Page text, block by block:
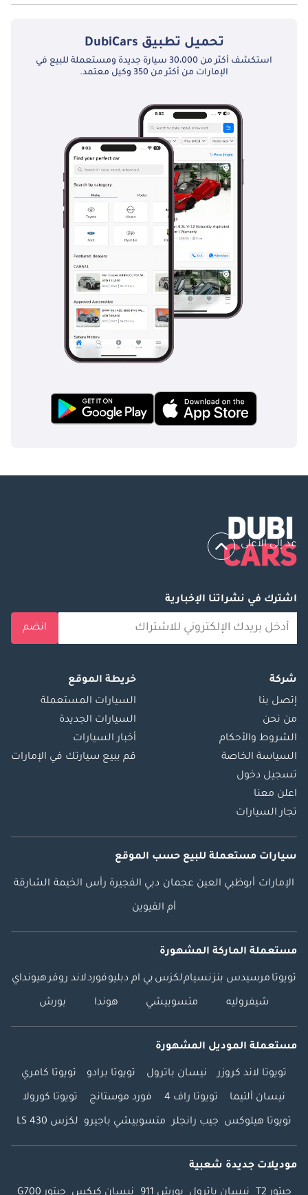
تبلغ سعة خزان الوقود في كيا ريو TBD.
تحميل تطبيق DubiCars
استكشف أكثر من 30،000 سيارة جديدة ومستعملة للبيع في
الإمارات من أكثر من 350 وكيل معتمد.
عد إلى الأعلى
اشترك في نشراتنا الإخبارية
انضم
شركة
إتصل بنا
من نحن
الشروط والأحكام
السياسة الخاصة
تسجيل دخول
اعلن معنا
تجار السيارات
خريطة الموقع
السيارات المستعملة
السيارات الجديدة
أخبار السيارات
قم ببيع سيارتك في الإمارات
سيارات مستعملة للبيع حسب الموقع
الإمارات أبوظبي العين عجمان دبي الفجيرة رأس الخيمة الشارقة
أم القيوين
مستعملة الماركة المشهورة
تويوتا مرسيدس بنزنسياملكزس بي ام دبليوفوردلاند روفرهيونداي
شيفروليه متسوبيشي هوندا بورش
مستعملة الموديل المشهورة
تويوتا لاند كروزر نيسان باترول تويوتا برادو تويوتا كامري
نيسان ألتيما تويوتا راف 4 فورد موستانج تويوتا كورولا
تويوتا هيلوكس جيب رانجلر متسوبيشي باجيرو لكزس LS 430
موديلات جديدة شعبية